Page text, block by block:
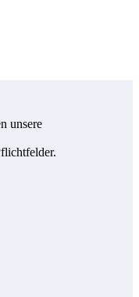
unsere